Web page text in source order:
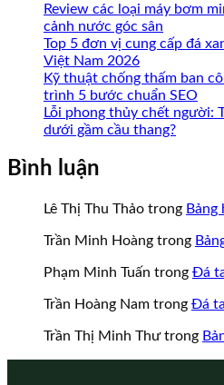
Review các loại máy bơm
cảnh nước góc sân
Top 5 đơn vị cung cấp đá
Việt Nam 2026
Kỹ thuật chống thấm ban
trình 5 bước chuẩn SEO
Lỗi phong thủy chết người:
dưới gầm cầu thang?
Bình luận
Lê Thị Thu Thảo trong Bảng
Trần Minh Hoàng trong
Phạm Minh Tuấn trong Đá
Trần Hoàng Nam trong Đá
Trần Thị Minh Thưtrong